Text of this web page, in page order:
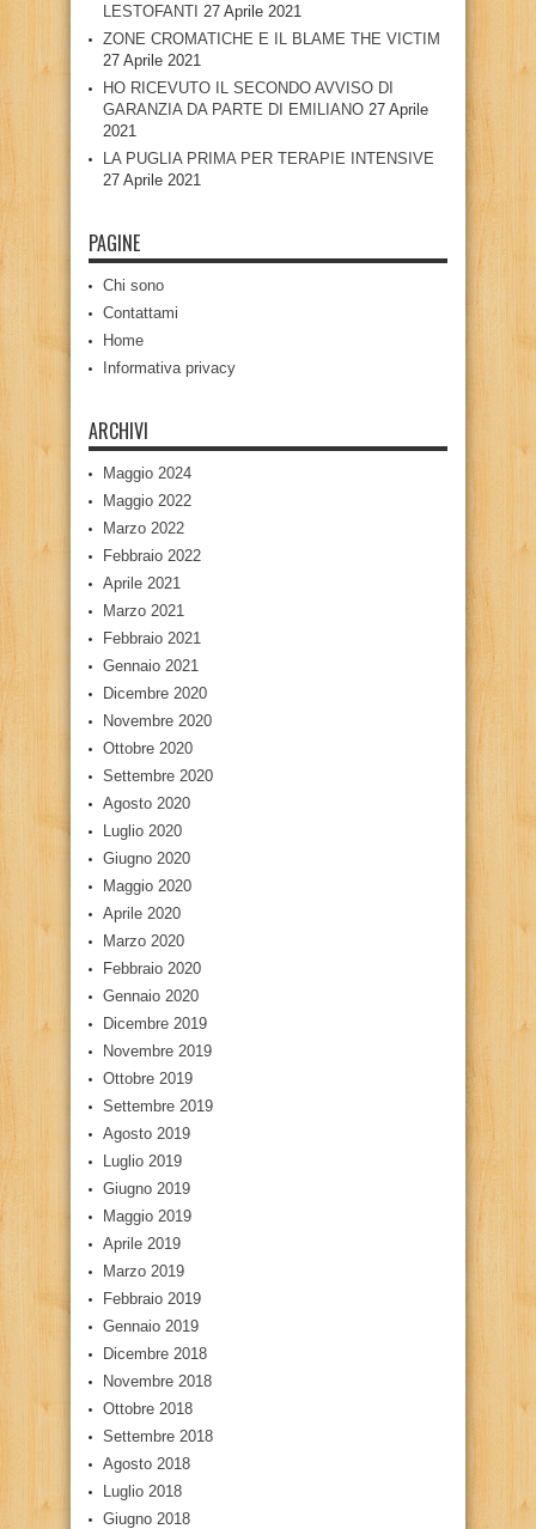
LESTOFANTI 27 Aprile 2021
ZONE CROMATICHE E IL BLAME THE VICTIM
27 Aprile 2021
HO RICEVUTO IL SECONDO AVVISO DI
GARANZIA DA PARTE DI EMILIANO 27 Aprile
2021
LA PUGLIA PRIMA PER TERAPIE INTENSIVE
27 Aprile 2021
PAGINE
Chi sono
Contattami
Home
Informativa privacy
ARCHIVI
Maggio 2024
Maggio 2022
Marzo 2022
Febbraio 2022
Aprile 2021
Marzo 2021
Febbraio 2021
Gennaio 2021
Dicembre 2020
Novembre 2020
Ottobre 2020
Settembre 2020
Agosto 2020
Luglio 2020
Giugno 2020
Maggio 2020
Aprile 2020
Marzo 2020
Febbraio 2020
Gennaio 2020
Dicembre 2019
Novembre 2019
Ottobre 2019
Settembre 2019
Agosto 2019
Luglio 2019
Giugno 2019
Maggio 2019
Aprile 2019
Marzo 2019
Febbraio 2019
Gennaio 2019
Dicembre 2018
Novembre 2018
Ottobre 2018
Settembre 2018
Agosto 2018
Luglio 2018
Giugno 2018